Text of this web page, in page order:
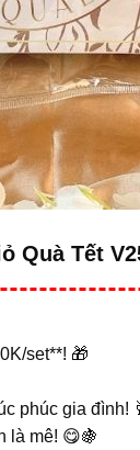
Quà Tết
set**! 🎁
phúc gia đình!
là mê! 😋🍇